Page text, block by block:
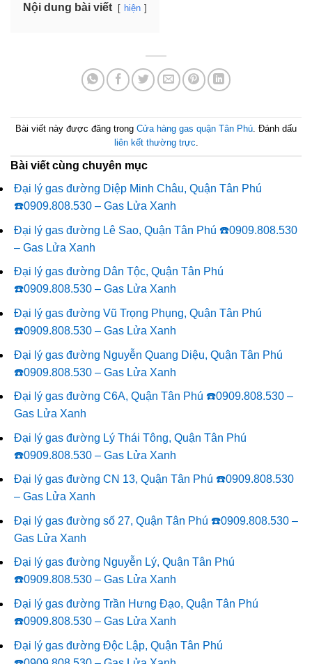
Nội dung bài viết hiện
Bài viết này được đăng trong Cửa hàng gas quận Tân Phú. Đánh dấu
liên kết thường trực.
Bài viết cùng chuyên mục
Đại lý gas đường Diệp Minh Châu, Quận Tân Phú
☎️0909.808.530 – Gas Lửa Xanh
Đại lý gas đường Lê Sao, Quận Tân Phú ☎️0909.808.530
– Gas Lửa Xanh
Đại lý gas đường Dân Tộc, Quận Tân Phú
☎️0909.808.530 – Gas Lửa Xanh
Đại lý gas đường Vũ Trọng Phụng, Quận Tân Phú
☎️0909.808.530 – Gas Lửa Xanh
Đại lý gas đường Nguyễn Quang Diệu, Quận Tân Phú
☎️0909.808.530 – Gas Lửa Xanh
Đại lý gas đường C6A, Quận Tân Phú ☎️0909.808.530 –
Gas Lửa Xanh
Đại lý gas đường Lý Thái Tông, Quận Tân Phú
☎️0909.808.530 – Gas Lửa Xanh
Đại lý gas đường CN 13, Quận Tân Phú ☎️0909.808.530
– Gas Lửa Xanh
Đại lý gas đường số 27, Quận Tân Phú ☎️0909.808.530 –
Gas Lửa Xanh
Đại lý gas đường Nguyễn Lý, Quận Tân Phú
☎️0909.808.530 – Gas Lửa Xanh
Đại lý gas đường Trần Hưng Đạo, Quận Tân Phú
☎️0909.808.530 – Gas Lửa Xanh
Đại lý gas đường Độc Lập, Quận Tân Phú